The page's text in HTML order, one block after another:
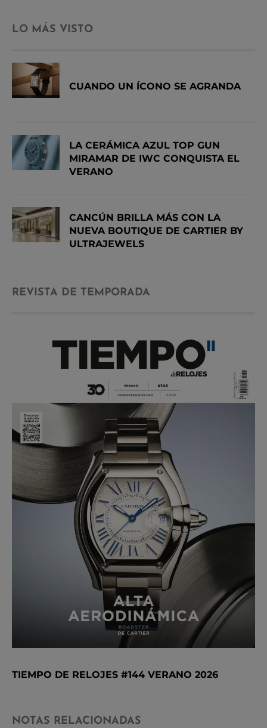
LO MÁS VISTO
CUANDO UN ÍCONO SE AGRANDA
LA CERÁMICA AZUL TOP GUN
MIRAMAR DE IWC CONQUISTA EL
VERANO
CANCÚN BRILLA MÁS CON LA
NUEVA BOUTIQUE DE CARTIER BY
ULTRAJEWELS
REVISTA DE TEMPORADA
TIEMPO DE RELOJES #144 VERANO 2026
NOTAS RELACIONADAS